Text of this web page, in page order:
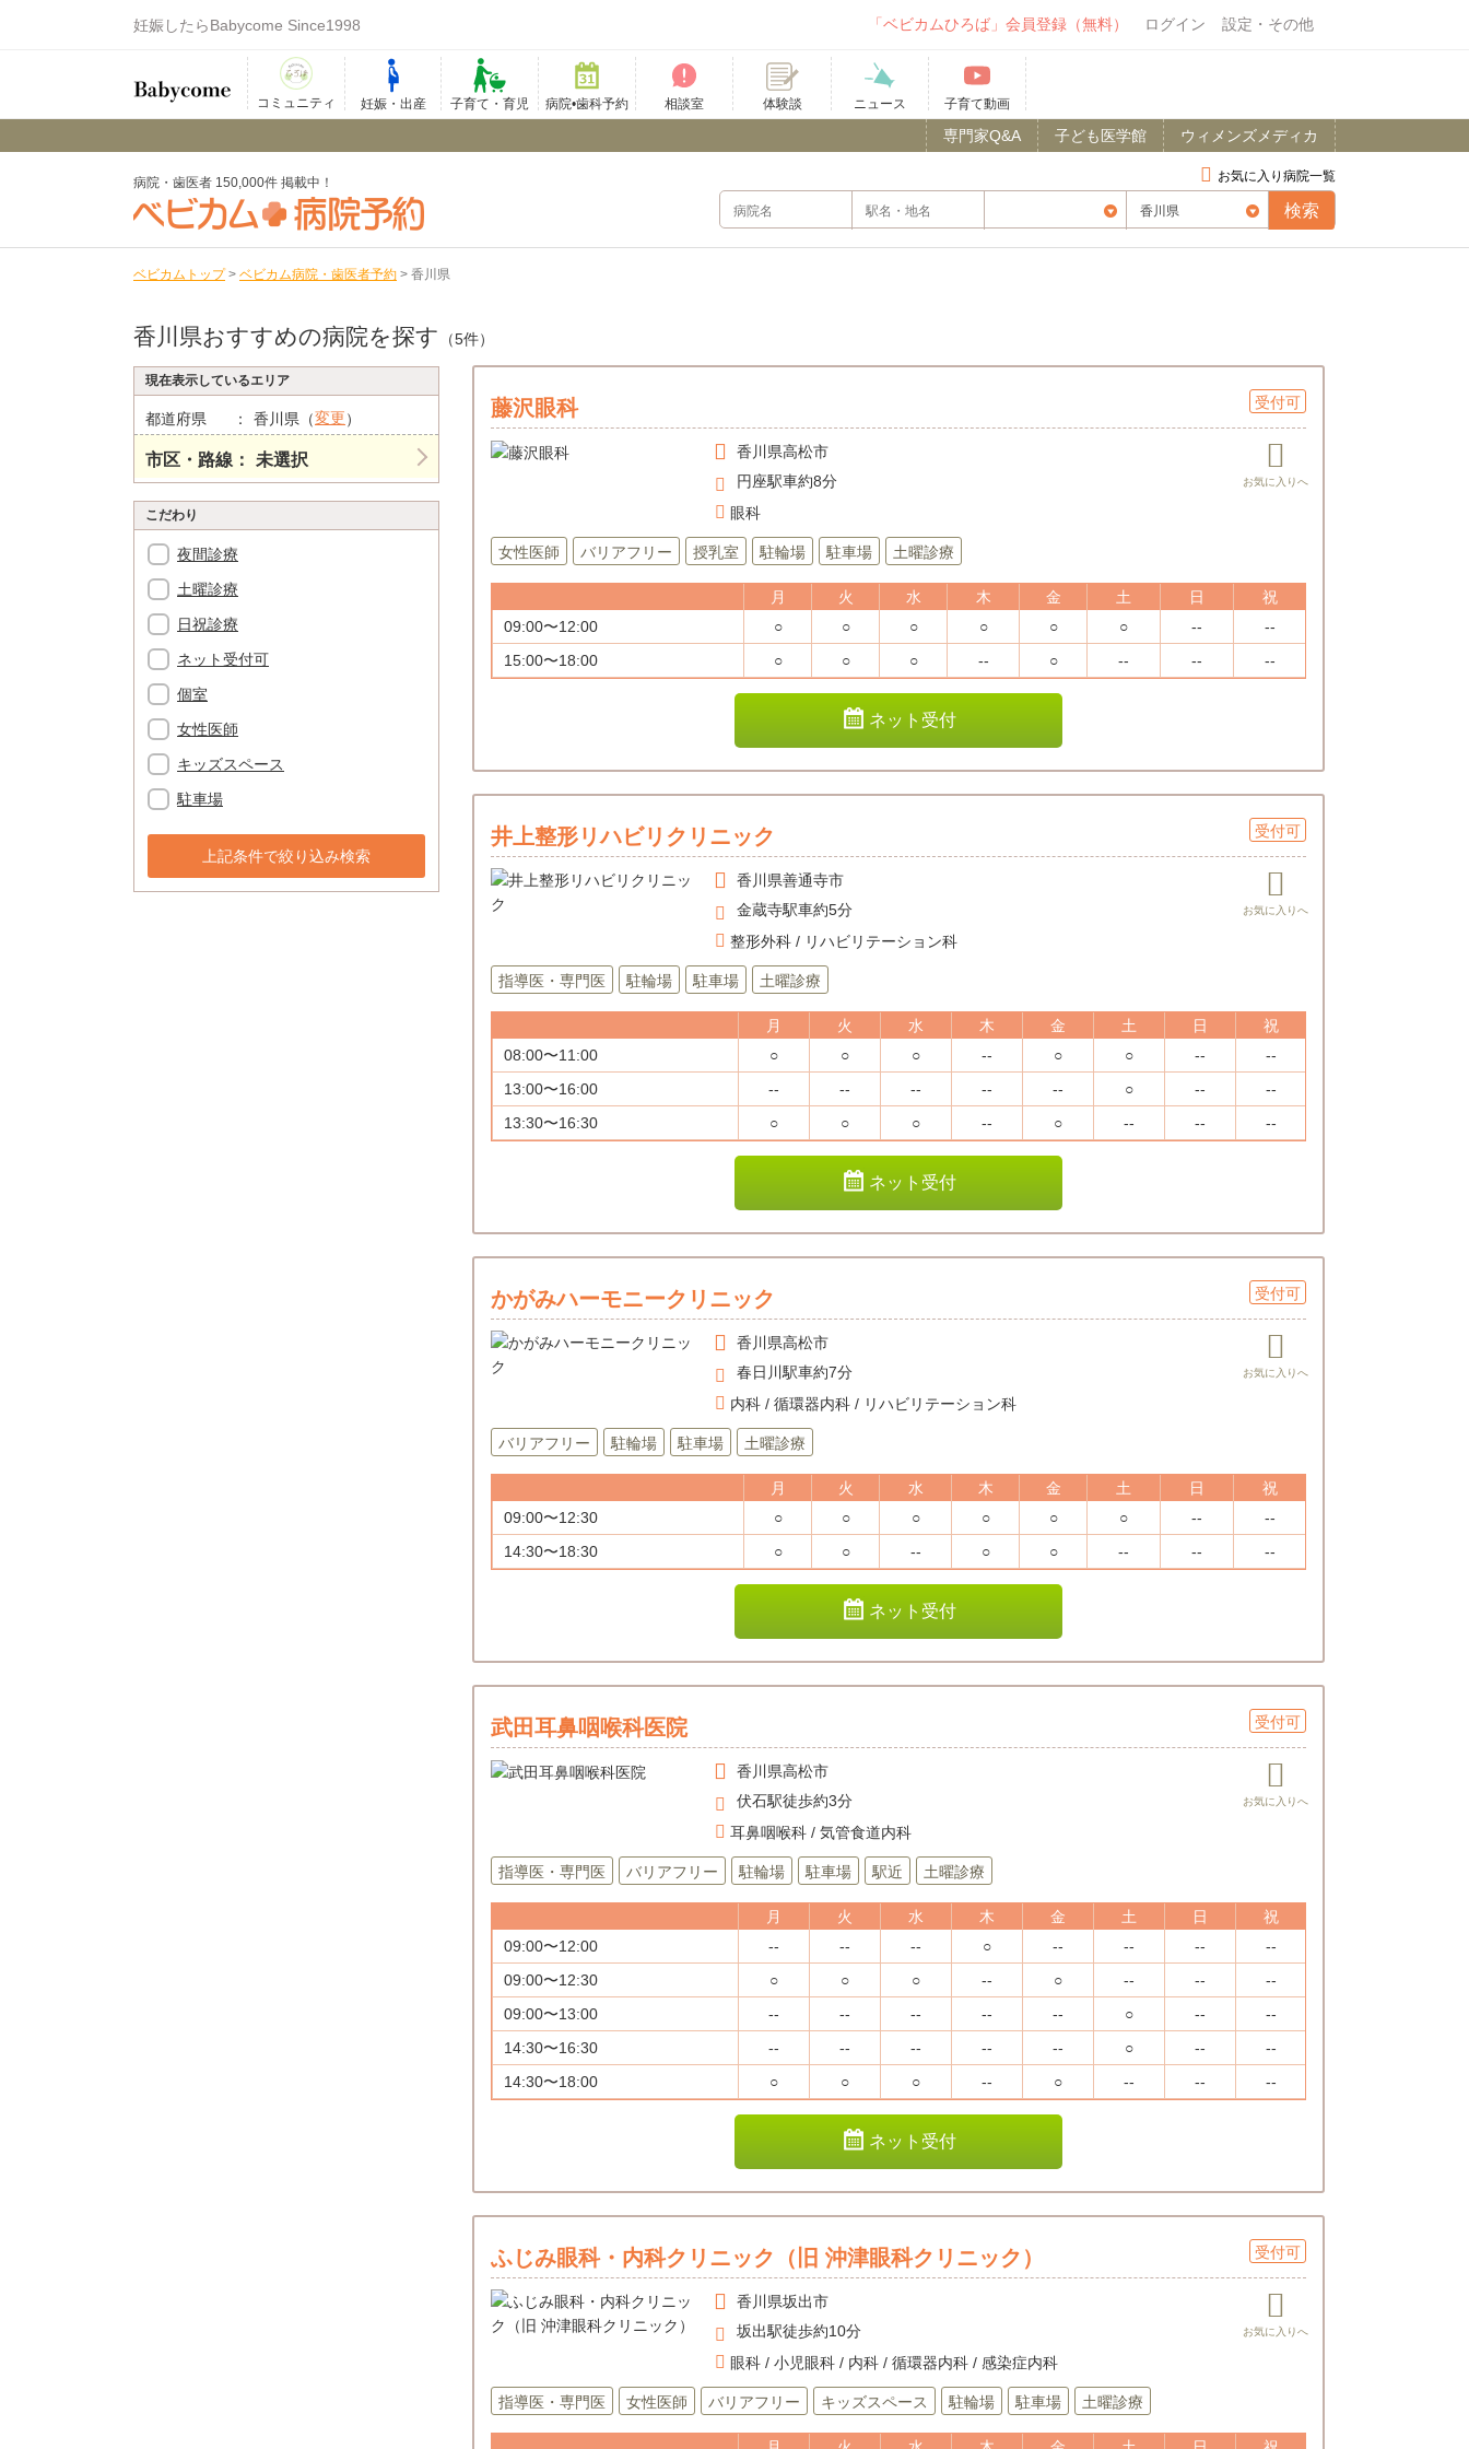
妊娠したらBabycome Since1998 「ベビカムひろば」会員登録（無料） ログイン 設定・その他
コミュニティ 妊娠・出産 子育て・育児 病院•歯科予約 相談室 体験談 ニュース 子育て動画
ウィメンズメディカ
子ども医学館
専門家Q&A
お気に入り病院一覧
病院・歯医者 150,000件 掲載中！
ベビカムトップ > ベビカム病院・歯医者予約 > 香川県
香川県おすすめの病院を探す （5件）
現在表示しているエリア
都道府県 香川県（変更）
市区・路線 未選択
こだわり
夜間診療
土曜診療
日祝診療
ネット受付可
個室
女性医師
キッズスペース
駐車場
上記条件で絞り込み検索
受付可
藤沢眼科
香川県高松市
円座駅車約8分
眼科
女性医師 バリアフリー 授乳室 駐輪場 駐車場 土曜診療
月 火 水 木 金 土 日
祝
09:00〜12:00
○ ○ ○ ○ ○ ○ --
--
15:00〜18:00
○ ○ ○ -- ○ -- -- --
ネット受付
受付可
井上整形リハビリクリニック
香川県善通寺市
金蔵寺駅車約5分
整形外科 / リハビリテーション科
指導医・専門医 駐輪場 駐車場 土曜診療
月 火 水 木 金 土 日
祝
08:00〜11:00
○ ○ ○ -- ○ ○ --
--
13:00〜16:00
-- -- -- -- -- ○ --
--
13:30〜16:30
○ ○ ○ -- ○ -- -- --
ネット受付
受付可
かがみハーモニークリニック
香川県高松市
春日川駅車約7分
内科 / 循環器内科 / リハビリテーション科
バリアフリー 駐輪場 駐車場 土曜診療
月 火 水 木 金 土 日
祝
09:00〜12:30
○ ○ ○ ○ ○ ○ --
--
14:30〜18:30
○ ○ -- ○ ○ -- -- --
ネット受付
受付可
武田耳鼻咽喉科医院
香川県高松市
伏石駅徒歩約3分
耳鼻咽喉科 / 気管食道内科
指導医・専門医 バリアフリー 駐輪場 駐車場 駅近 土曜診療
月 火 水 木 金 土 日
祝
09:00〜12:00
-- -- -- ○ -- -- --
--
09:00〜12:30
○ ○ ○ -- ○ -- --
--
09:00〜13:00
-- -- -- -- -- ○ --
--
14:30〜16:30
-- -- -- -- -- ○ --
--
14:30〜18:00
○ ○ ○ -- ○ -- -- --
ネット受付
受付可
ふじみ眼科・内科クリニック（旧 沖津眼科クリニック）
香川県坂出市
坂出駅徒歩約10分
眼科 / 小児眼科 / 内科 / 循環器内科 / 感染症内科
指導医・専門医 女性医師 バリアフリー キッズスペース 駐輪場 駐車場 土曜診療